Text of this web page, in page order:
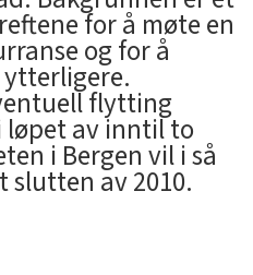
for å møte en
og for å
flytting
av inntil to
i Bergen vil i så
av 2010.